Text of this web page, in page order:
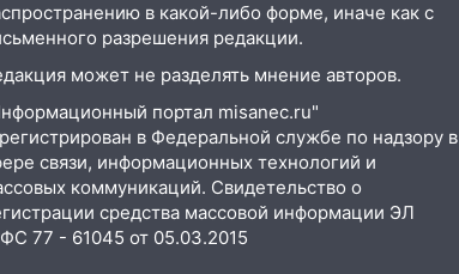
в какой-либо форме, иначе как с
разрешения редакции.
может не разделять мнение авторов.
портал misanec.ru"
в Федеральной службе по надзору в
связи, информационных технологий и
коммуникаций. Свидетельство о
средства массовой информации ЭЛ
77 - 61045 от 05.03.2015